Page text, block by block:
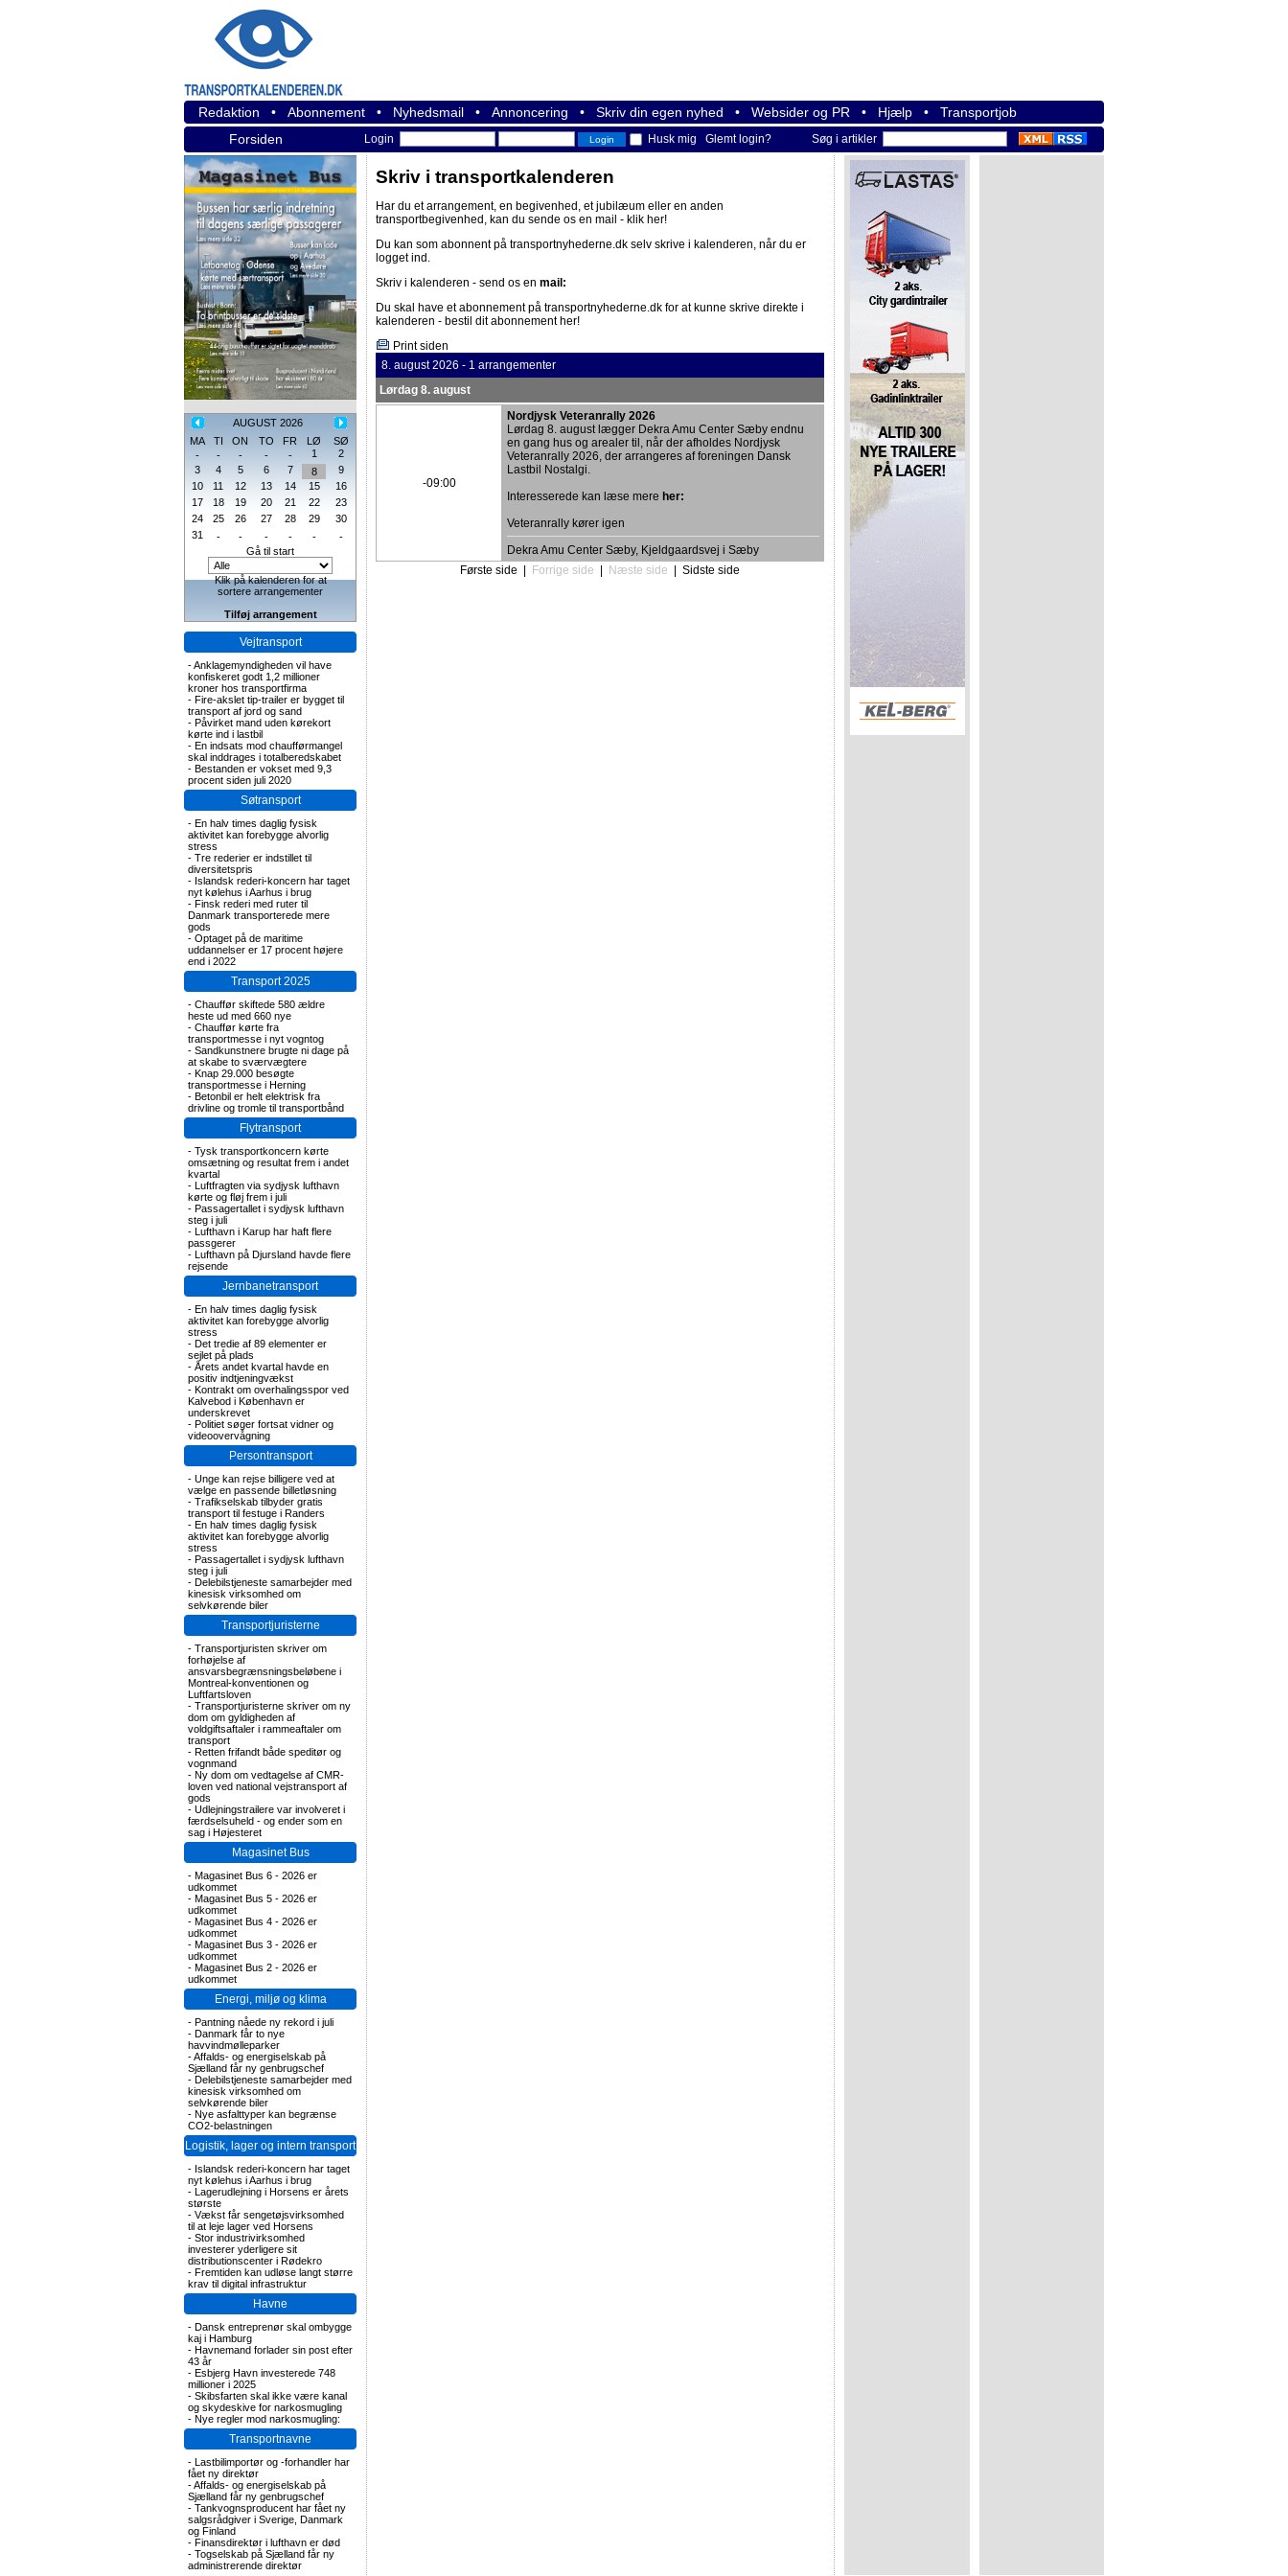
Redaktion • Abonnement • Nyhedsmail • Annoncering • Skriv din egen nyhed • Websider og PR • Hjælp • Transportjob
Forsiden
Login Husk mig Glemt login? Søg i artikler
AUGUST 2026
MA
TI ON TO FR LØ
SØ
-
- - - - 1
2
3
4 5 6 7 8
9
10
11 12 13 14 15
16
17
18 19 20 21 22
23
24
25 26 27 28 29
30
31
- - - - -
-
Gå til start
Klik på kalenderen for at
sortere arrangementer
Tilføj arrangement
Vejtransport
-Anklagemyndigheden vil have
konfiskeret godt 1,2 millioner
kroner hos transportfirma
- Fire-akslet tip-trailer er bygget til
transport af jord og sand
- Påvirket mand uden kørekort
kørte ind i lastbil
- En indsats mod chaufførmangel
skal inddrages i totalberedskabet
- Bestanden er vokset med 9,3
procent siden juli 2020
Søtransport
- En halv times daglig fysisk
aktivitet kan forebygge alvorlig
stress
- Tre rederier er indstillet til
diversitetspris
- Islandsk rederi-koncern har taget
nyt kølehus i Aarhus i brug
- Finsk rederi med ruter til
Danmark transporterede mere
gods
- Optaget på de maritime
uddannelser er 17 procent højere
end i 2022
Transport 2025
- Chauffør skiftede 580 ældre
heste ud med 660 nye
- Chauffør kørte fra
transportmesse i nyt vogntog
- Sandkunstnere brugte ni dage på
at skabe to sværvægtere
- Knap 29.000 besøgte
transportmesse i Herning
- Betonbil er helt elektrisk fra
drivline og tromle til transportbånd
Flytransport
- Tysk transportkoncern kørte
omsætning og resultat frem i andet
kvartal
- Luftfragten via sydjysk lufthavn
kørte og fløj frem i juli
- Passagertallet i sydjysk lufthavn
steg i juli
- Lufthavn i Karup har haft flere
passgerer
- Lufthavn på Djursland havde flere
rejsende
Jernbanetransport
- En halv times daglig fysisk
aktivitet kan forebygge alvorlig
stress
- Det tredie af 89 elementer er
sejlet på plads
- Årets andet kvartal havde en
positiv indtjeningvækst
- Kontrakt om overhalingsspor ved
Kalvebod i København er
underskrevet
- Politiet søger fortsat vidner og
videoovervågning
Persontransport
- Unge kan rejse billigere ved at
vælge en passende billetløsning
- Trafikselskab tilbyder gratis
transport til festuge i Randers
- En halv times daglig fysisk
aktivitet kan forebygge alvorlig
stress
- Passagertallet i sydjysk lufthavn
steg i juli
- Delebilstjeneste samarbejder med
kinesisk virksomhed om
selvkørende biler
Transportjuristerne
- Transportjuristen skriver om
forhøjelse af
ansvarsbegrænsningsbeløbene i
Montreal-konventionen og
Luftfartsloven
- Transportjuristerne skriver om ny
dom om gyldigheden af
voldgiftsaftaler i rammeaftaler om
transport
- Retten frifandt både speditør og
vognmand
- Ny dom om vedtagelse af CMR-
loven ved national vejstransport af
gods
- Udlejningstrailere var involveret i
færdselsuheld - og ender som en
sag i Højesteret
Magasinet Bus
- Magasinet Bus 6 - 2026 er
udkommet
- Magasinet Bus 5 - 2026 er
udkommet
- Magasinet Bus 4 - 2026 er
udkommet
- Magasinet Bus 3 - 2026 er
udkommet
- Magasinet Bus 2 - 2026 er
udkommet
Energi, miljø og klima
- Pantning nåede ny rekord i juli
- Danmark får to nye
havvindmølleparker
-Affalds- og energiselskab på
Sjælland får ny genbrugschef
- Delebilstjeneste samarbejder med
kinesisk virksomhed om
selvkørende biler
- Nye asfalttyper kan begrænse
CO2-belastningen
Logistik, lager og intern transport
- Islandsk rederi-koncern har taget
nyt kølehus i Aarhus i brug
- Lagerudlejning i Horsens er årets
største
- Vækst får sengetøjsvirksomhed
til at leje lager ved Horsens
- Stor industrivirksomhed
investerer yderligere sit
distributionscenter i Rødekro
- Fremtiden kan udløse langt større
krav til digital infrastruktur
Havne
- Dansk entreprenør skal ombygge
kaj i Hamburg
- Havnemand forlader sin post efter
43 år
- Esbjerg Havn investerede 748
millioner i 2025
- Skibsfarten skal ikke være kanal
og skydeskive for narkosmugling
- Nye regler mod narkosmugling:
Transportnavne
- Lastbilimportør og -forhandler har
fået ny direktør
-Affalds- og energiselskab på
Sjælland får ny genbrugschef
- Tankvognsproducent har fået ny
salgsrådgiver i Sverige, Danmark
og Finland
- Finansdirektør i lufthavn er død
- Togselskab på Sjælland får ny
administrerende direktør
Skriv i transportkalenderen
Har du et arrangement, en begivenhed, et jubilæum eller en anden
transportbegivenhed, kan du sende os en mail - klik her!
Du kan som abonnent på transportnyhederne.dk selv skrive i kalenderen, når du er
logget ind.
Skriv i kalenderen - send os en mail:
Du skal have et abonnement på transportnyhederne.dk for at kunne skrive direkte i
kalenderen - bestil dit abonnement her!
Print siden
8. august 2026 - 1 arrangementer
Lørdag 8. august
-09:00
Nordjysk Veteranrally 2026
Lørdag 8. august lægger Dekra Amu Center Sæby endnu
en gang hus og arealer til, når der afholdes Nordjysk
Veteranrally 2026, der arrangeres af foreningen Dansk
Lastbil Nostalgi.
Interesserede kan læse mere her:
Veteranrally kører igen
Dekra Amu Center Sæby, Kjeldgaardsvej i Sæby
Første side
Forrige side Næste side Sidste side